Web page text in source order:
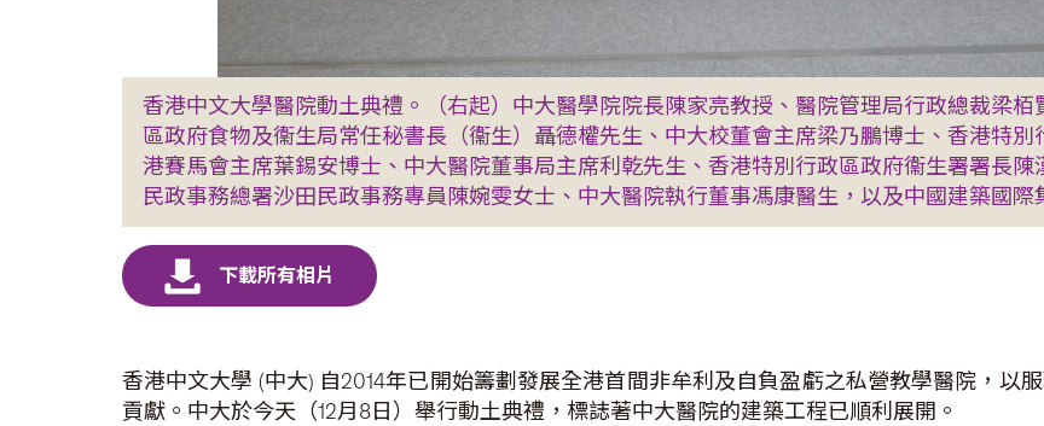
香港中文大學醫院動土典禮。（右起）中大醫學院院長陳家亮教授、醫院管理局行政總裁梁
區政府食物及衞生局常任秘書長（衞生）聶德權先生、中大校董會主席梁乃鵬博士、香港特別
港賽馬會主席葉錫安博士、中大醫院董事局主席利乾先生、香港特別行政區政府衞生署署長陳
民政事務總署沙田民政事務專員陳婉雯女士、中大醫院執行董事馮康醫生，以及中國建築國
香港中文大學 (中大) 自2014年已開始籌劃發展全港首間非牟利及自負盈虧之私營教學醫院，以
貢獻。中大於今天（12月8日）舉行動土典禮，標誌著中大醫院的建築工程已順利展開。